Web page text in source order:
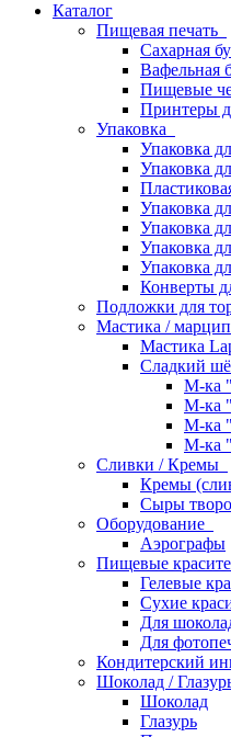
Каталог
Пищевая печать
Сахарная
Вафельная
Пищевые
Принтеры
Упаковка
Упаковка
Упаковка
Упаковка
Упаковка
Упаковка
Упаковка
Конверты
Подложки для
Мастика /
Мастика
Сладкий
М-ка
М-ка
М-ка
М-ка
Сливки / Кремы
Кремы
Сыры
Оборудование
Аэрографы
Пищевые
Гелевые
Сухие
Для
Для
Кондитерский
Шоколад /
Шоколад
Глазурь